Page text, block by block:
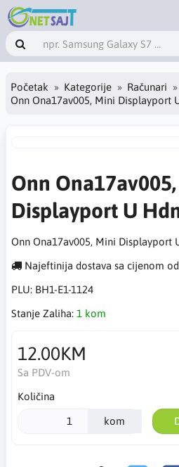
Početak Kategorije Računari
Onn Ona17av005, Mini Displayport
Onn
Displayport U
Onn Ona17av005, Mini Displayport
Najeftinija dostava sa cijenom
PLU: BH1-E1-1124
Stanje Zaliha: 1 kom
12.00KM
Sa PDV-om
Količina
kom